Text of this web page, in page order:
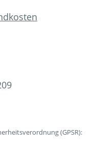
(GPSR):